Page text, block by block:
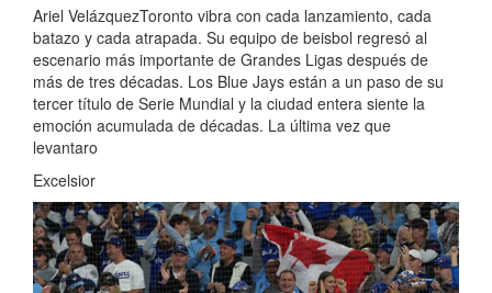
Ariel VelázquezToronto vibra con cada lanzamiento, cada
batazo y cada atrapada. Su equipo de beisbol regresó al
escenario más importante de Grandes Ligas después de
más de tres décadas. Los Blue Jays están a un paso de su
tercer título de Serie Mundial y la ciudad entera siente la
emoción acumulada de décadas. La última vez que
levantaro
Excelsior